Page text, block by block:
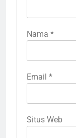
Nama *
Email *
Situs Web